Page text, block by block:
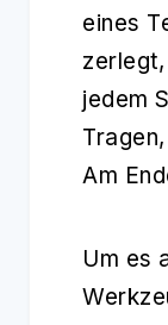
eines
jedem
Am
Um es